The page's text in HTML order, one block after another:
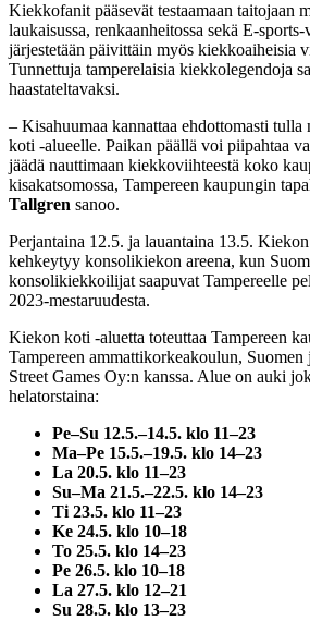
Kiekkofanit pääsevät testaamaan taitojaan
laukaisussa, renkaanheitossa sekä E-
järjestetään päivittäin myös kiekkoaiheisia
Tunnettuja tamperelaisia kiekkolegendoja
haastateltavaksi.
– Kisahuumaa kannattaa ehdottomasti tulla
koti -alueelle. Paikan päällä voi piipahtaa
jäädä nauttimaan kiekkoviihteestä koko
kisakatsomossa, Tampereen kaupungin
Tallgren sanoo.
Perjantaina 12.5. ja lauantaina 13.5.
kehkeytyy konsolikiekon areena, kun
konsolikiekkoilijat saapuvat Tampereelle
2023-mestaruudesta.
Kiekon koti -aluetta toteuttaa Tampereen
Tampereen ammattikorkeakoulun,
Street Games Oy:n kanssa. Alue on auki
helatorstaina:
Pe–Su 12.5.–14.5. klo 11–23
Ma–Pe 15.5.–19.5. klo 14–23
La 20.5. klo 11–23
Su–Ma 21.5.–22.5. klo 14–23
Ti 23.5. klo 11–23
Ke 24.5. klo 10–18
To 25.5. klo 14–23
Pe 26.5. klo 10–18
La 27.5. klo 12–21
Su 28.5. klo 13–23